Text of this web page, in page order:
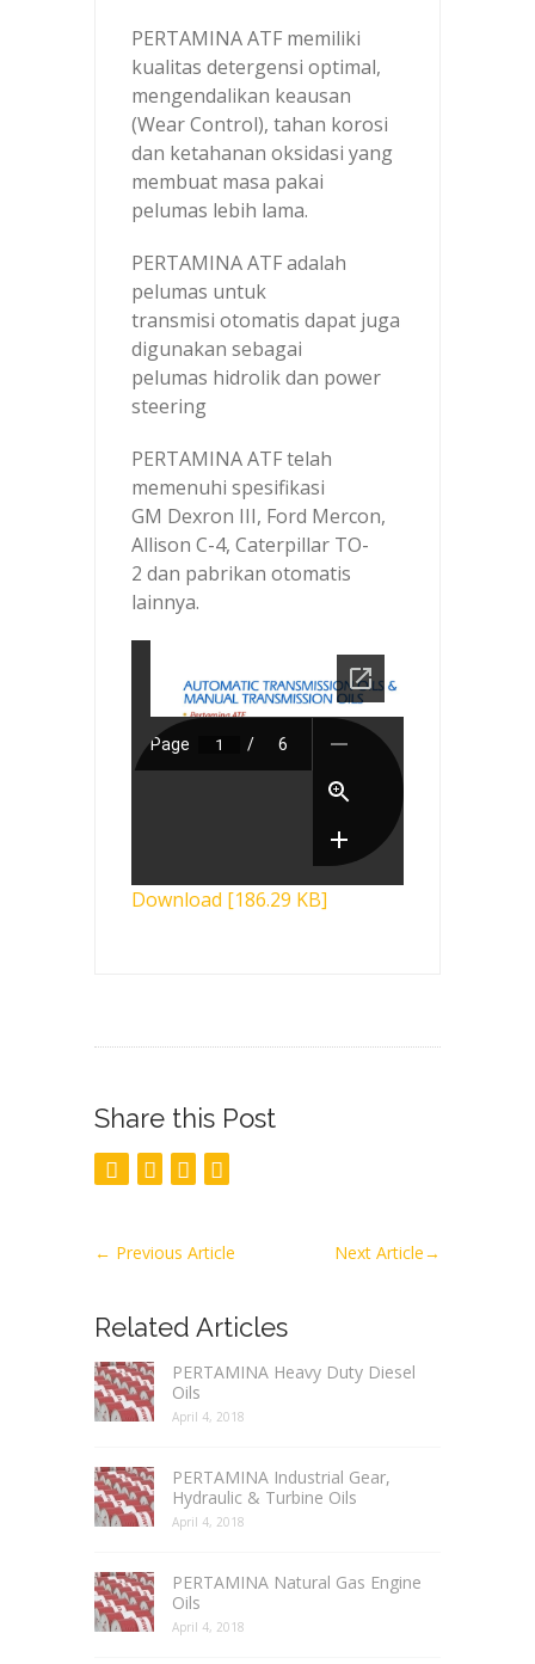
PERTAMINA ATF memiliki
kualitas detergensi optimal,
mengendalikan keausan
(Wear Control), tahan korosi
dan ketahanan oksidasi yang
membuat masa pakai
pelumas lebih lama.
PERTAMINA ATF adalah
pelumas untuk
transmisi otomatis dapat juga
digunakan sebagai
pelumas hidrolik dan power
steering
PERTAMINA ATF telah
memenuhi spesifikasi
GM Dexron III, Ford Mercon,
Allison C-4, Caterpillar TO-
2 dan pabrikan otomatis
lainnya.
Download [186.29 KB]
Share this Post
← Previous Article Next Article→
Related Articles
PERTAMINA Heavy Duty Diesel
Oils
April 4, 2018
PERTAMINA Industrial Gear,
Hydraulic & Turbine Oils
April 4, 2018
PERTAMINA Natural Gas Engine
Oils
April 4, 2018